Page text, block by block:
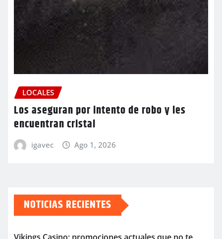
LOCALES
Los aseguran por intento de robo y les
encuentran cristal
igavec Ago 1, 2026
NOTICIAS RECIENTES